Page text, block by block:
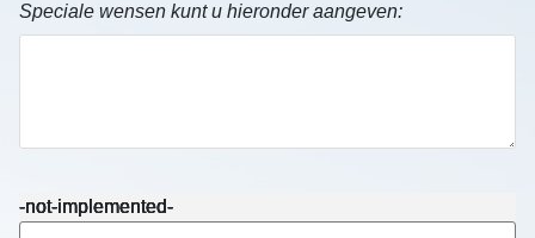
Speciale wensen kunt u hieronder aangeven:
-not-implemented-
-not-implemented-
-not-implemented-
-not-implemented-